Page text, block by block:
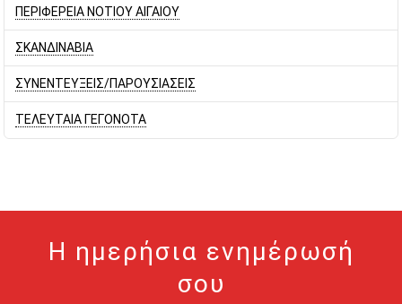
ΠΕΡΙΦΕΡΕΙΑ ΝΟΤΙΟΥ ΑΙΓΑΙΟΥ
ΣΚΑΝΔΙΝΑΒΙΑ
ΣΥΝΕΝΤΕΥΞΕΙΣ/ΠΑΡΟΥΣΙΑΣΕΙΣ
ΤΕΛΕΥΤΑΙΑ ΓΕΓΟΝΟΤΑ
Η ημερήσια ενημέρωσή
σου